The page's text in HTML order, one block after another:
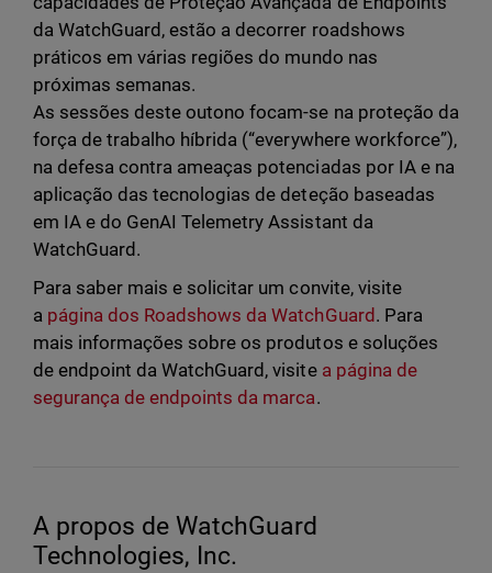
da WatchGuard, estão a decorrer roadshows
práticos em várias regiões do mundo nas
próximas semanas.
As sessões deste outono focam-se na proteção da
força de trabalho híbrida (“everywhere workforce”),
na defesa contra ameaças potenciadas por IA e na
aplicação das tecnologias de deteção baseadas
em IA e do GenAI Telemetry Assistant da
WatchGuard.
Para saber mais e solicitar um convite, visite
a página dos Roadshows da WatchGuard . Para
mais informações sobre os produtos e soluções
de endpoint da WatchGuard, visite a página de
segurança de endpoints da marca.
A propos de WatchGuard
Technologies, Inc.